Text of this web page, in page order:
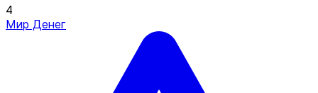
4
Мир Денег